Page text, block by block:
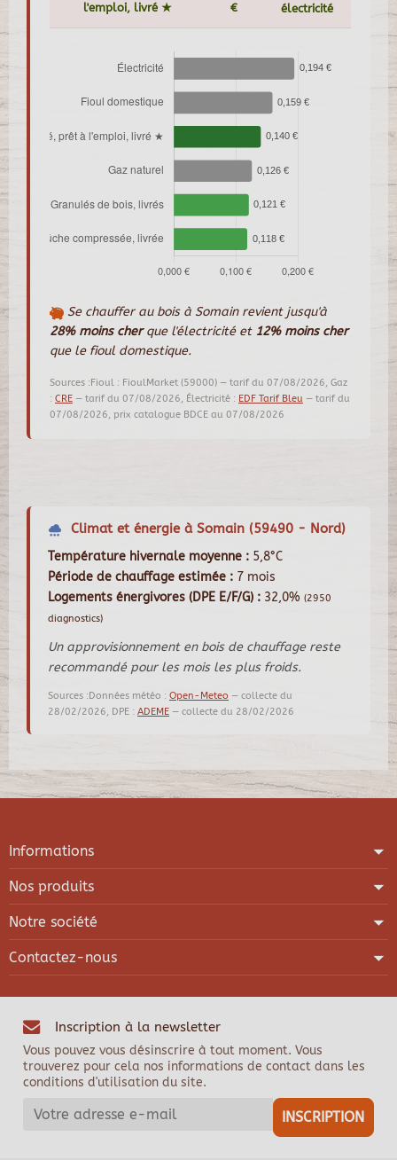
l'emploi, livré ★
€
électricité
Se chauffer au bois à Somain revient jusqu'à
28% moins cherque l'électricité et 12% moins cher
que le fioul domestique.
Sources :Fioul : FioulMarket (59000) — tarif du 07/08/2026, Gaz
: CRE — tarif du 07/08/2026, Électricité : EDF Tarif Bleu — tarif du
07/08/2026, prix catalogue BDCE au 07/08/2026
Climat et énergie à Somain (59490 - Nord)
Température hivernale moyenne : 5,8°C
Période de chauffage estimée : 7 mois
Logements énergivores (DPE E/F/G) : 32,0% (2950
diagnostics)
Un approvisionnement en bois de chauffage reste
recommandé pour les mois les plus froids.
Sources :Données météo : Open-Meteo — collecte du
28/02/2026, DPE : ADEME — collecte du 28/02/2026
Informations
Nos produits
Notre société
Contactez-nous
Inscription à la newsletter
Vous pouvez vous désinscrire à tout moment. Vous
trouverez pour cela nos informations de contact dans les
conditions d'utilisation du site.